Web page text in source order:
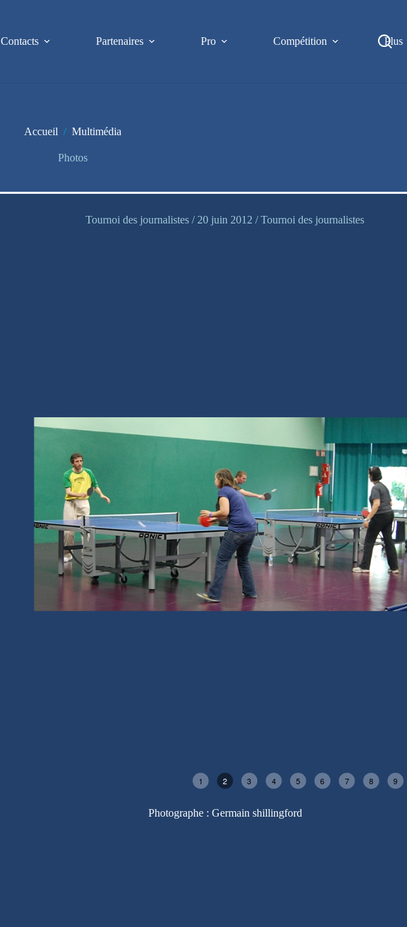
Contacts Partenaires Pro Compétition Plus
Accueil / Multimédia
Photos
Tournoi des journalistes / 20 juin 2012 / Tournoi des journalistes
1 2 3 4 5 6 7 8 9
Photographe : Germain shillingford